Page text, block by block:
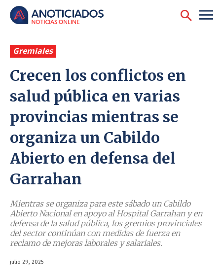
Gremiales
Crecen los conflictos en
salud pública en varias
provincias mientras se
organiza un Cabildo
Abierto en defensa del
Garrahan
Mientras se organiza para este sábado un Cabildo
Abierto Nacional en apoyo al Hospital Garrahan y en
defensa de la salud pública, los gremios provinciales
del sector continúan con medidas de fuerza en
reclamo de mejoras laborales y salariales.
julio 29, 2025